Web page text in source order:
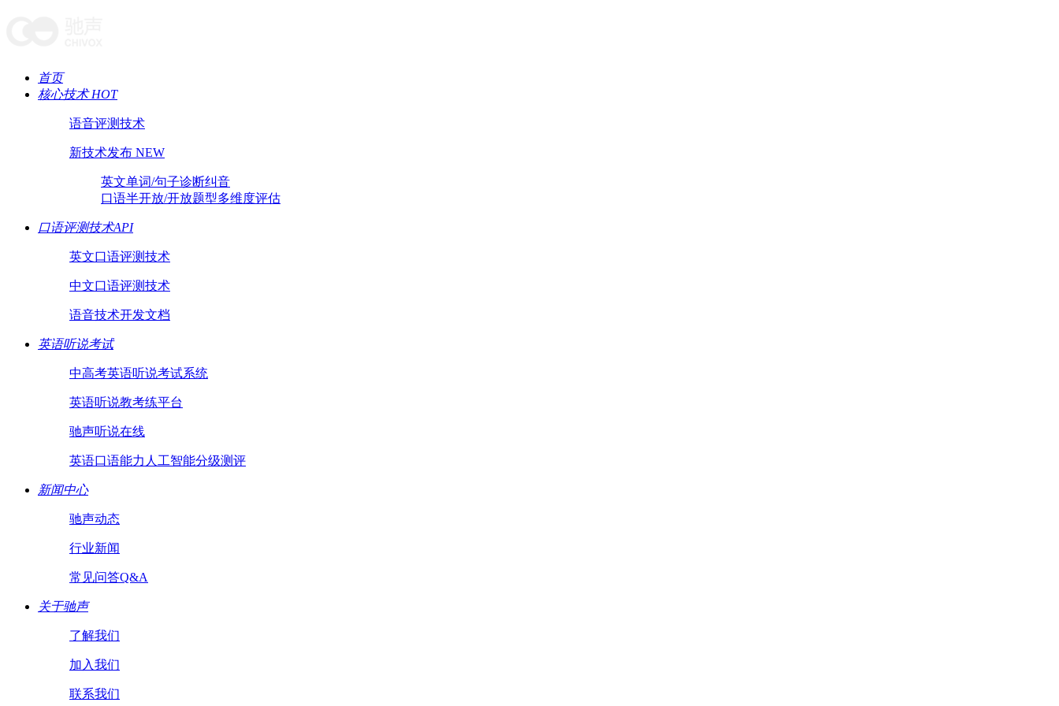
首页
核心技术 HOT
语音评测技术
新技术发布 NEW
英文单词/句子诊断纠音
口语半开放/开放题型多维度评估
口语评测技术API
英文口语评测技术
中文口语评测技术
语音技术开发文档
英语听说考试
中高考英语听说考试系统
英语听说教考练平台
驰声听说在线
英语口语能力人工智能分级测评
新闻中心
驰声动态
行业新闻
常见问答Q&A
关于驰声
了解我们
加入我们
联系我们